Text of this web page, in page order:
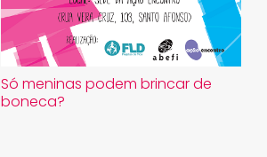
Só meninas podem brincar de
boneca?